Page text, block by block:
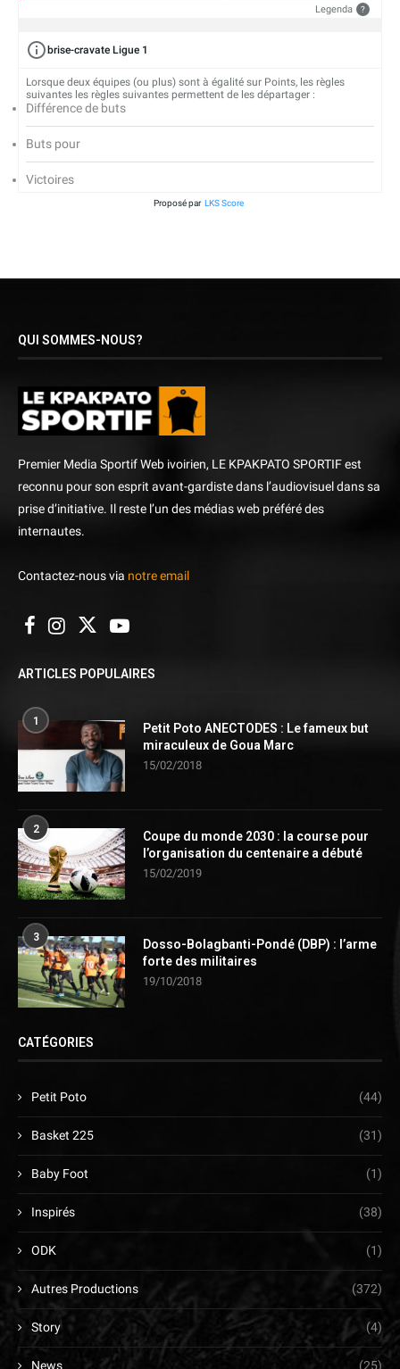
Legenda ?
brise-cravate Ligue 1
Lorsque deux équipes (ou plus) sont à égalité sur Points, les règles
suivantes les règles suivantes permettent de les départager :
Différence de buts
Buts pour
Victoires
Proposé par LKS Score
QUI SOMMES-NOUS?
Premier Media Sportif Web ivoirien, LE KPAKPATO SPORTIF est
reconnu pour son esprit avant-gardiste dans l’audiovisuel dans sa
prise d’initiative. Il reste l’un des médias web préféré des
internautes.
Contactez-nous via notre email
ARTICLES POPULAIRES
1
Petit Poto ANECTODES : Le fameux but
miraculeux de Goua Marc
15/02/2018
2
Coupe du monde 2030 : la course pour
l’organisation du centenaire a débuté
15/02/2019
3
Dosso-Bolagbanti-Pondé (DBP) : l’arme
forte des militaires
19/10/2018
CATÉGORIES
Petit Poto (44)
Basket 225 (31)
Baby Foot (1)
Inspirés (38)
ODK (1)
Autres Productions (372)
Story (4)
News (25)